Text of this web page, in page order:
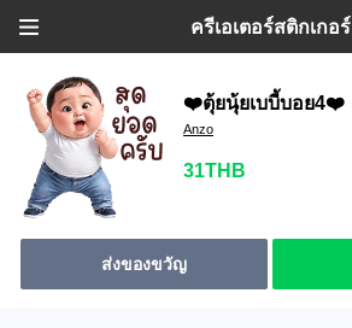
ครีเอเตอร์สติกเกอร์
❤️ตุ้ยนุ้ยเบบี้บอย4❤️
Anzo
31THB
ส่งของขวัญ